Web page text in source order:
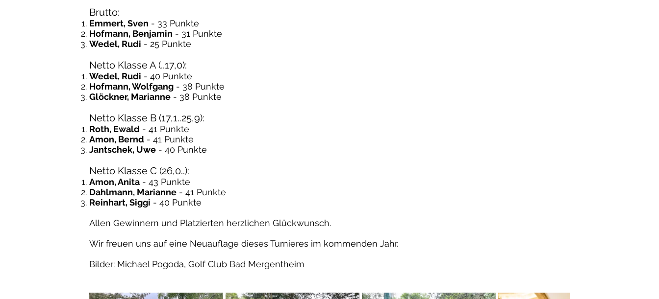
Brutto:
Emmert, Sven - 33 Punkte
Hofmann, Benjamin - 31 Punkte
Wedel, Rudi - 25 Punkte
Netto Klasse A (..17,0):
Wedel, Rudi - 40 Punkte
Hofmann, Wolfgang - 38 Punkte
Glöckner, Marianne - 38 Punkte
Netto Klasse B (17,1..25,9):
Roth, Ewald - 41 Punkte
Amon, Bernd - 41 Punkte
Jantschek, Uwe - 40 Punkte
Netto Klasse C (26,0..):
Amon, Anita - 43 Punkte
Dahlmann, Marianne - 41 Punkte
Reinhart, Siggi - 40 Punkte
Allen Gewinnern und Platzierten herzlichen Glückwunsch.
Wir freuen uns auf eine Neuauflage dieses Turnieres im kommenden Jahr.
Bilder: Michael Pogoda, Golf Club Bad Mergentheim